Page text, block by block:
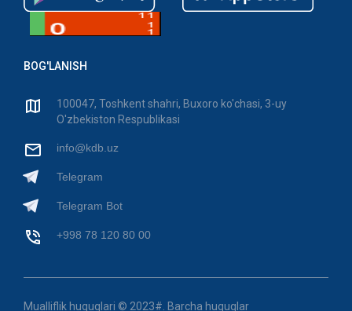
BOG'LANISH
100047, Toshkent shahri, Buxoro ko'chasi, 3-uy
O'zbekiston Respublikasi
info@kdb.uz
Telegram
Telegram Bot
+998 78 120 80 00
Mualliflik huquqlari © 2023#. Barcha huquqlar